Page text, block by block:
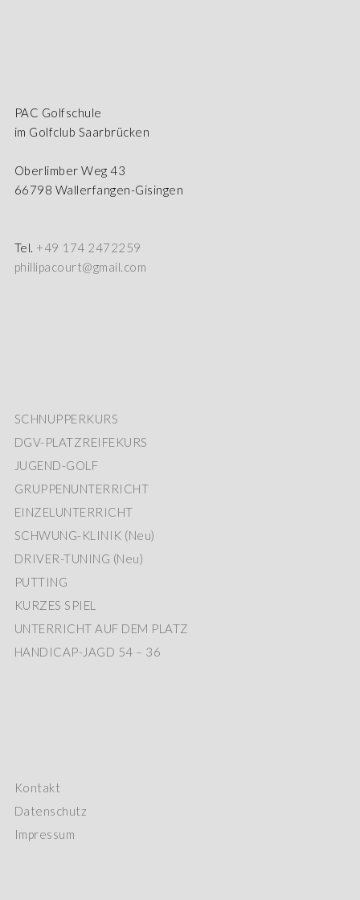
PAC Golfschule
im Golfclub Saarbrücken
Oberlimber Weg 43
66798 Wallerfangen-Gisingen
Tel. +49 174 2472259
phillipacourt@gmail.com
SCHNUPPERKURS
DGV-PLATZREIFEKURS
JUGEND-GOLF
GRUPPENUNTERRICHT
EINZELUNTERRICHT
SCHWUNG-KLINIK (Neu)
DRIVER-TUNING (Neu)
PUTTING
KURZES SPIEL
UNTERRICHT AUF DEM PLATZ
HANDICAP-JAGD 54 – 36
Kontakt
Datenschutz
Impressum